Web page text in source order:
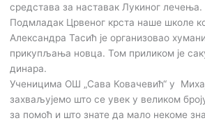
средстава за наставак Лукиног лечења.
Подмладак Црвеног крста наше школе
Александра Тасић је организовао
прикупљања новца. Том приликом је
динара.
Ученицима ОШ „Сава Ковачевић“ у
захваљујемо што се увек у великом
за помоћ и што знате да мало некоме